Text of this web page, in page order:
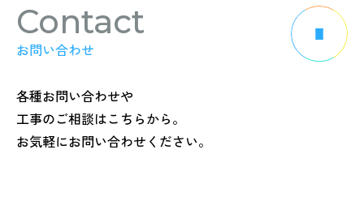
Contact
お問い合わせ
各種お問い合わせや
工事のご相談はこちらから。
お気軽にお問い合わせください。